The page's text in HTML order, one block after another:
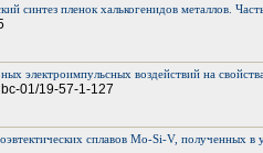
синтез пленок халькогенидов металлов.
электроимпульсных воздействий на
01/19-57-1-127
сплавов Mo-Si-V, полученных в